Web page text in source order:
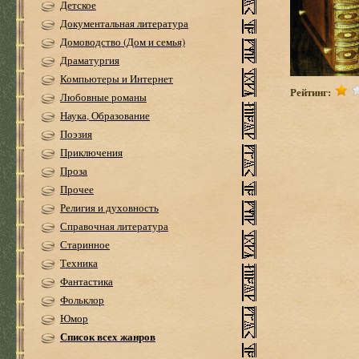
Детское
Документальная литература
Домоводство (Дом и семья)
Драматургия
Компьютеры и Интернет
Любовные романы
Наука, Образование
Поэзия
Приключения
Проза
Прочее
Религия и духовность
Справочная литература
Старинное
Техника
Фантастика
Фольклор
Юмор
Список всех жанров
Рейтинг: